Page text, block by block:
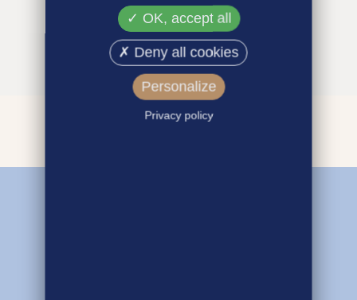
OK, accept all
Deny all cookies
Personalize
Privacy policy